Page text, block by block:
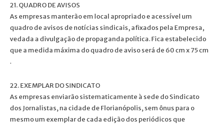
21. QUADRO DE AVISOS
As empresas manterão em local apropriado e acessível um
quadro de avisos de notícias sindicais, afixados pela Empresa,
vedada a divulgação de propaganda política. Fica estabelecido
que a medida máxima do quadro de aviso será de 60 cm x 75 cm
.
22. EXEMPLAR DO SINDICATO
As empresas enviarão sistematicamente à sede do Sindicato
dos Jornalistas, na cidade de Florianópolis, sem ônus para o
mesmo um exemplar de cada edição dos periódicos que